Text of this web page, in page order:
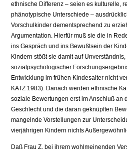
ethnische Differenz – seien es kultu­relle,
phänotypische Unterschiede –
Vorschulkinder dementsprechend zu
Argumentation. Hierfür muß sie die in
ins Gespräch und ins Bewußtsein der
Kindern stößt sie damit auf
sozial­psychologischer
Entwicklung im frühen Kindesalter nicht
KATZ 1983). Danach werden ethnische
soziale Bewertungen erst im Anschluß an
Geschlecht und die daran geknüpften
mangelnde Vorstellungen zur
vierjährigen Kindern nichts
Daß Frau Z. bei ihrem wohlmeinenden